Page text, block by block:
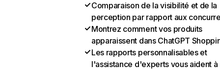
Comparaison de la visibilité et de la
perception par rapport aux
Montrez comment vos produits
apparaissent dans ChatGPT
Les rapports personnalisables et
l'assistance d'experts vous aident à